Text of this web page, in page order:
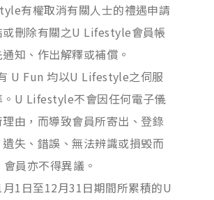
有權取消有關人士的禮遇申請
或刪除有關之U Lifestyle會員帳
知、作出解釋或補償。
U Fun 均以U Lifestyle之伺服
。U Lifestyle不會因任何電子儀
由，而導致會員所寄出、登錄
失、錯誤、無法辨識或損毁而
員亦不得異議。
1日至12月31日期間所累積的U